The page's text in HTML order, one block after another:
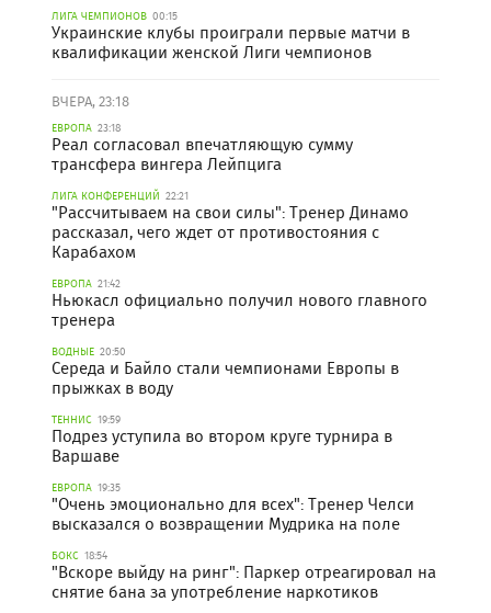
ЛИГА ЧЕМПИОНОВ 00:15
Украинские клубы проиграли первые матчи в
квалификации женской Лиги чемпионов
ВЧЕРА, 23:18
ЕВРОПА 23:18
Реал согласовал впечатляющую сумму
трансфера вингера Лейпцига
ЛИГА КОНФЕРЕНЦИЙ 22:21
"Рассчитываем на свои силы": Тренер Динамо
рассказал, чего ждет от противостояния с
Карабахом
ЕВРОПА 21:42
Ньюкасл официально получил нового главного
тренера
ВОДНЫЕ 20:50
Середа и Байло стали чемпионами Европы в
прыжках в воду
ТЕННИС 19:59
Подрез уступила во втором круге турнира в
Варшаве
ЕВРОПА 19:35
"Очень эмоционально для всех": Тренер Челси
высказался о возвращении Мудрика на поле
БОКС 18:54
"Вскоре выйду на ринг": Паркер отреагировал на
снятие бана за употребление наркотиков